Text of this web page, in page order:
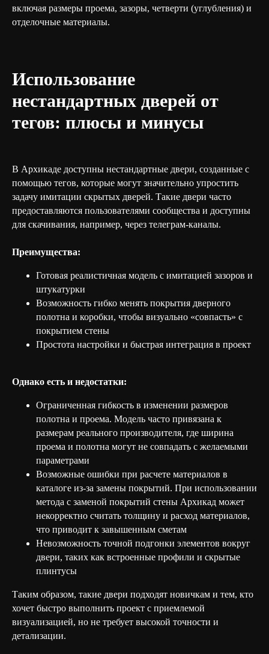
включая размеры проема, зазоры, четверти (углубления) и
отделочные материалы.
Использование
нестандартных дверей от
тегов: плюсы и минусы
В Архикаде доступны нестандартные двери, созданные с
помощью тегов, которые могут значительно упростить
задачу имитации скрытых дверей. Такие двери часто
предоставляются пользователями сообщества и доступны
для скачивания, например, через телеграм-каналы.
Преимущества:
Готовая реалистичная модель с имитацией зазоров и
штукатурки
Возможность гибко менять покрытия дверного
полотна и коробки, чтобы визуально «совпасть» с
покрытием стены
Простота настройки и быстрая интеграция в проект
Однако есть и недостатки:
Ограниченная гибкость в изменении размеров
полотна и проема. Модель часто привязана к
размерам реального производителя, где ширина
проема и полотна могут не совпадать с желаемыми
параметрами
Возможные ошибки при расчете материалов в
каталоге из-за замены покрытий. При использовании
метода с заменой покрытий стены Архикад может
некорректно считать толщину и расход материалов,
что приводит к завышенным сметам
Невозможность точной подгонки элементов вокруг
двери, таких как встроенные профили и скрытые
плинтусы
Таким образом, такие двери подходят новичкам и тем, кто
хочет быстро выполнить проект с приемлемой
визуализацией, но не требует высокой точности и
детализации.